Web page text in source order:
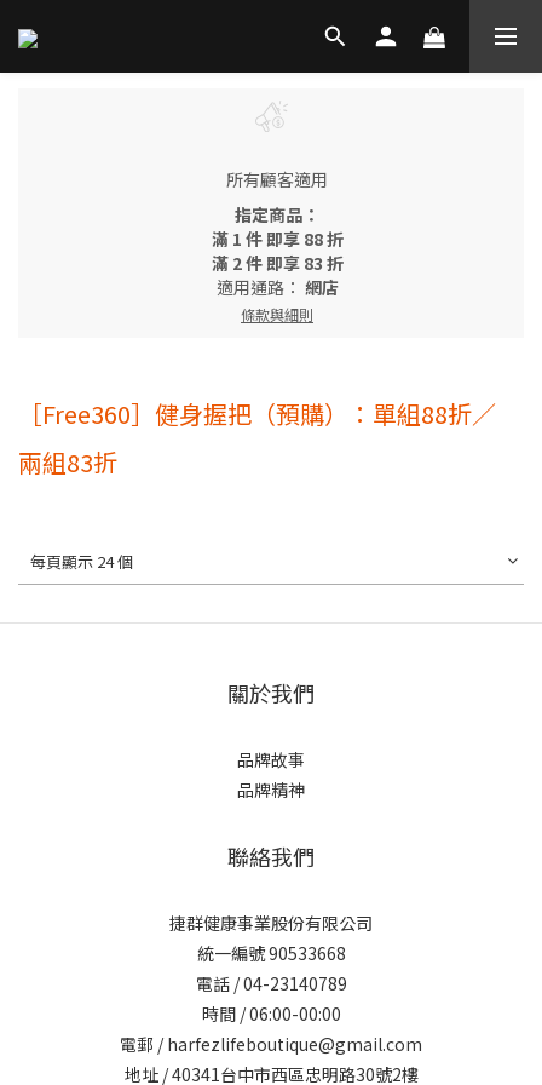
所有顧客適用
指定商品：
滿 1 件 即享 88 折
滿 2 件 即享 83 折
適用通路： 網店
條款與細則
［Free360］健身握把（預購）：單組88折／
兩組83折
每頁顯示 24 個
關於我們
品牌故事
品牌精神
聯絡我們
捷群健康事業股份有限公司
統一編號 90533668
電話 / 04-23140789
時間 / 06:00-00:00
電郵 / harfezlifeboutique@gmail.com
地址 / 40341台中市西區忠明路30號2樓